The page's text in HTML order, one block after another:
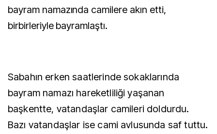
bayram namazında camilere akın etti,
birbirleriyle bayramlaştı.
Sabahın erken saatlerinde sokaklarında
bayram namazı hareketliliği yaşanan
başkentte, vatandaşlar camileri doldurdu.
Bazı vatandaşlar ise cami avlusunda saf tuttu.